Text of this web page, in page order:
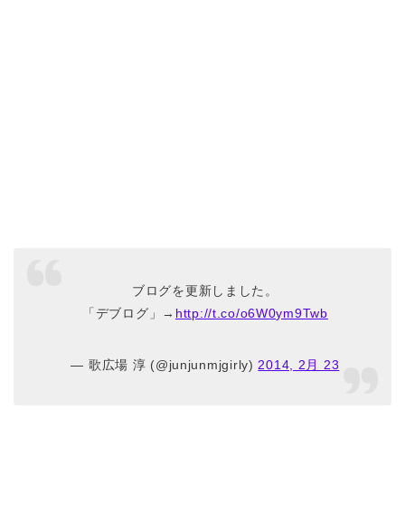
ブログを更新しました。
「デブログ」→ http://t.co/o6W0ym9Twb
— 歌広場 淳 (@junjunmjgirly) 2014, 2月 23